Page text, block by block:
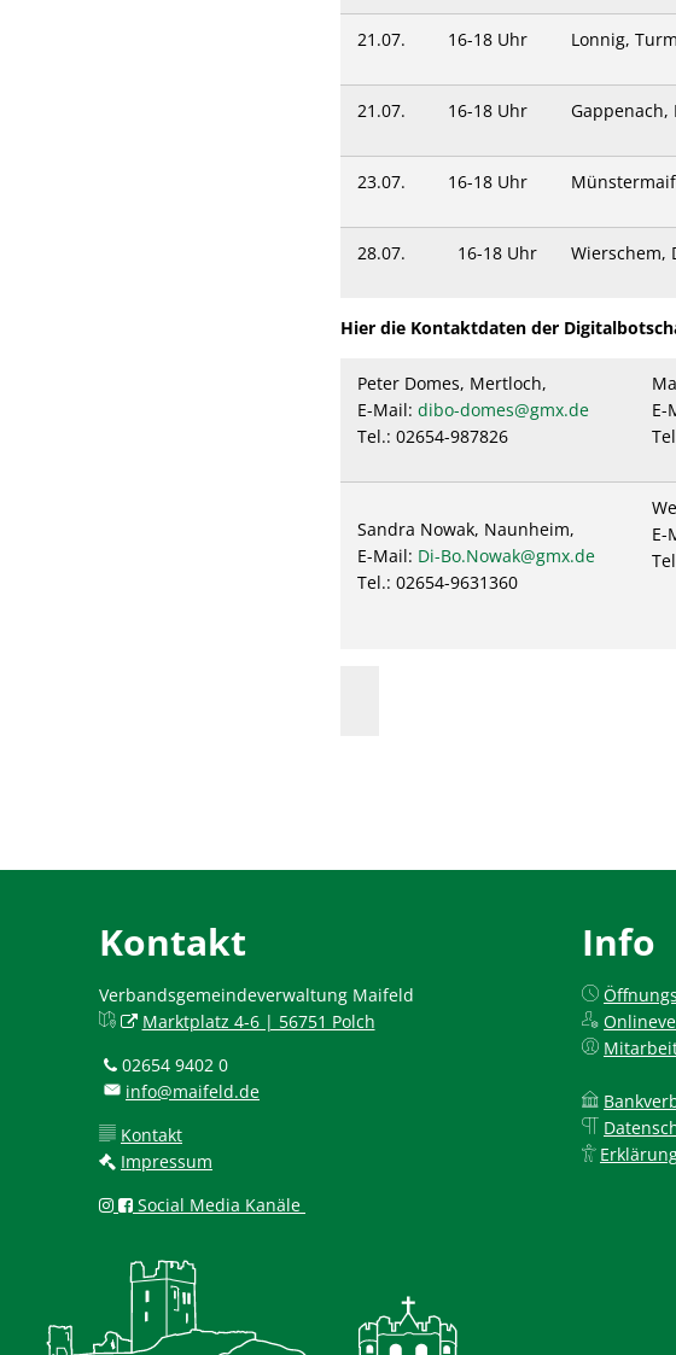
21.07. 16-18 Uhr Lonnig,
21.07. 16-18 Uhr
23.07. 16-18 Uhr
28.07. 16-18 Uhr Wierschem,
Hier die Kontaktdaten der
Peter Domes, Mertloch,
E-Mail: dibo-domes@gmx.de
Tel.: 02654-987826
E-
Sandra Nowak, Naunheim,
E-Mail: Di-Bo.Nowak@gmx.de
Tel.: 02654-9631360
E-
Kontakt
Verbandsgemeindeverwaltung Maifeld
Marktplatz 4-6 | 56751 Polch
02654 9402 0
info@maifeld.de
Kontakt
Impressum
Social Media Kanäle
Info